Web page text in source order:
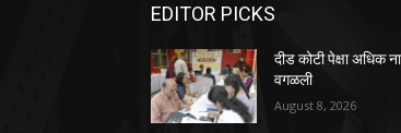
EDITOR PICKS
दीड कोटी पेक्षा अधिक
वगळली
August 8, 2026